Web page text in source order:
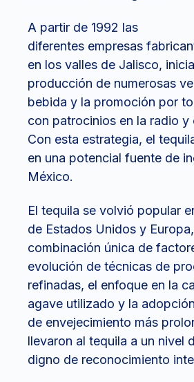
A partir de 1992 las
diferentes empresas
en los valles de Jalisco,
producción de numerosas
bebida y la promoción por
con patrocinios en la radio y
Con esta estrategia, el
en una potencial fuente de
México.
El tequila se volvió popular
de Estados Unidos y
combinación única de
evolución de técnicas de
refinadas, el enfoque en la
agave utilizado y la
de envejecimiento más
llevaron al tequila a un nivel
digno de reconocimiento